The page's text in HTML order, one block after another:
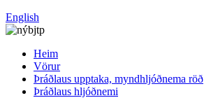
English
Heim
Vörur
Þráðlaus upptaka, myndhljóðnema röð
Þráðlaus hljóðnemi